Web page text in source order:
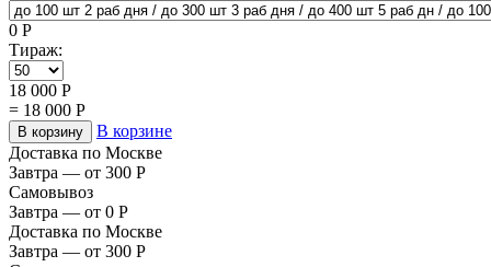
0 Р
Тираж:
18 000 Р
= 18 000 Р
В корзину
В корзине
Доставка по Москве
Завтра — от 300 Р
Самовывоз
Завтра — от 0 Р
Доставка по Москве
Завтра — от 300 Р